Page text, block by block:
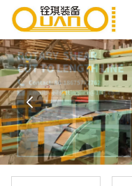
منزل
المنتجات
العربية বাংলা ভাষার